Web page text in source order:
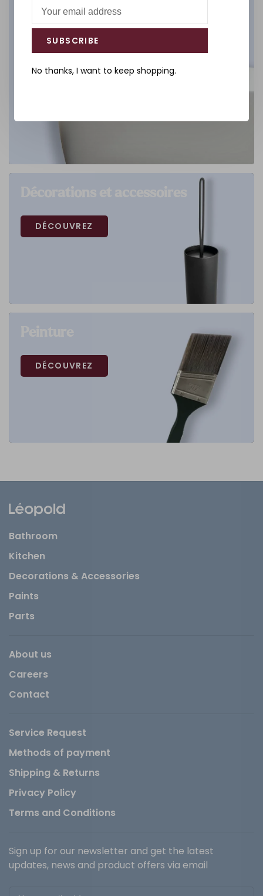
DÉCOUVREZ
DÉCOUVREZ
Bathroom
Kitchen
Decorations & Accessories
Paints
Parts
About us
Careers
Contact
Service Request
Methods of payment
Shipping & Returns
Privacy Policy
Terms and Conditions
Sign up for our newsletter and get the latest
updates, news and product offers via email
SUBSCRIBE
No thanks, I want to keep shopping.